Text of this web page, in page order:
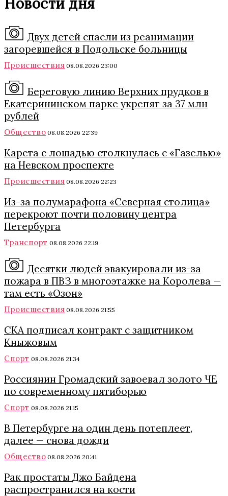
Двух детей спасли из реанимации
загоревшейся в Подольске больницы
Происшествия 08.08.2026 23:00
Береговую линию Верхних прудков в
Екатерининском парке укрепят за 37 млн
рублей
Общество 08.08.2026 22:39
Карета с лошадью столкнулась с «Газелью»
на Невском проспекте
Происшествия 08.08.2026 22:23
Из-за полумарафона «Северная столица»
перекроют почти половину центра
Петербурга
Транспорт 08.08.2026 22:19
Десятки людей эвакуировали из-за
пожара в ПВЗ в многоэтажке на Королева —
там есть «Озон»
Происшествия 08.08.2026 21:55
СКА подписал контракт с защитником
Кныжовым
Спорт 08.08.2026 21:34
Россиянин Громадский завоевал золото ЧЕ
по современному пятиборью
Спорт 08.08.2026 21:15
В Петербурге на один день потеплеет,
далее — снова дожди
Общество 08.08.2026 20:41
Рак простаты Джо Байдена
распространился на кости